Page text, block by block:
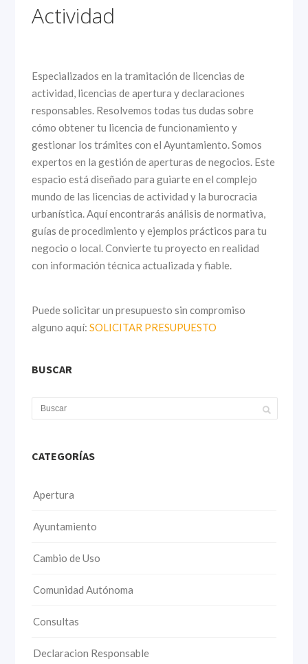
Actividad
Especializados en la tramitación de licencias de
actividad, licencias de apertura y declaraciones
responsables. Resolvemos todas tus dudas sobre
cómo obtener tu licencia de funcionamiento y
gestionar los trámites con el Ayuntamiento. Somos
expertos en la gestión de aperturas de negocios. Este
espacio está diseñado para guiarte en el complejo
mundo de las licencias de actividad y la burocracia
urbanística. Aquí encontrarás análisis de normativa,
guías de procedimiento y ejemplos prácticos para tu
negocio o local. Convierte tu proyecto en realidad
con información técnica actualizada y fiable.
Puede solicitar un presupuesto sin compromiso
alguno aquí: SOLICITAR PRESUPUESTO
BUSCAR
CATEGORÍAS
Apertura
Ayuntamiento
Cambio de Uso
Comunidad Autónoma
Consultas
Declaracion Responsable